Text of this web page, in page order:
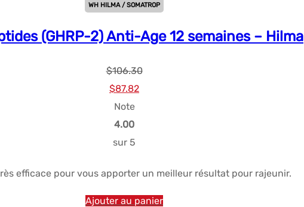
WH HILMA / SOMATROP
(GHRP-2) Anti-Age 12 semaines – Hilma
$106.30
Le
prix
initial
était :
$87.82Le
Note
4.00
sur 5
efficace pour vous apporter un meilleur résultat pour rajeunir.
Ajouter au panier